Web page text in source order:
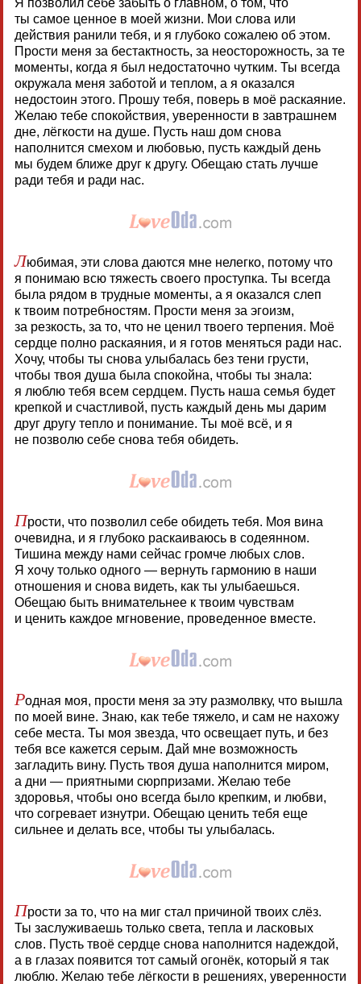
ты самое ценное в моей жизни. Мои слова или
действия ранили тебя, и я глубоко сожалею об этом.
Прости меня за бестактность, за неосторожность, за те
моменты, когда я был недостаточно чутким. Ты всегда
окружала меня заботой и теплом, а я оказался
недостоин этого. Прошу тебя, поверь в моё раскаяние.
Желаю тебе спокойствия, уверенности в завтрашнем
дне, лёгкости на душе. Пусть наш дом снова
наполнится смехом и любовью, пусть каждый день
мы будем ближе друг к другу. Обещаю стать лучше
ради тебя и ради нас.
Любимая, эти слова даются мне нелегко, потому что
я понимаю всю тяжесть своего проступка. Ты всегда
была рядом в трудные моменты, а я оказался слеп
к твоим потребностям. Прости меня за эгоизм,
за резкость, за то, что не ценил твоего терпения. Моё
сердце полно раскаяния, и я готов меняться ради нас.
Хочу, чтобы ты снова улыбалась без тени грусти,
чтобы твоя душа была спокойна, чтобы ты знала:
я люблю тебя всем сердцем. Пусть наша семья будет
крепкой и счастливой, пусть каждый день мы дарим
друг другу тепло и понимание. Ты моё всё, и я
не позволю себе снова тебя обидеть.
Прости, что позволил себе обидеть тебя. Моя вина
очевидна, и я глубоко раскаиваюсь в содеянном.
Тишина между нами сейчас громче любых слов.
Я хочу только одного — вернуть гармонию в наши
отношения и снова видеть, как ты улыбаешься.
Обещаю быть внимательнее к твоим чувствам
и ценить каждое мгновение, проведенное вместе.
Родная моя, прости меня за эту размолвку, что вышла
по моей вине. Знаю, как тебе тяжело, и сам не нахожу
себе места. Ты моя звезда, что освещает путь, и без
тебя все кажется серым. Дай мне возможность
загладить вину. Пусть твоя душа наполнится миром,
а дни — приятными сюрпризами. Желаю тебе
здоровья, чтобы оно всегда было крепким, и любви,
что согревает изнутри. Обещаю ценить тебя еще
сильнее и делать все, чтобы ты улыбалась.
Прости за то, что на миг стал причиной твоих слёз.
Ты заслуживаешь только света, тепла и ласковых
слов. Пусть твоё сердце снова наполнится надеждой,
а в глазах появится тот самый огонёк, который я так
люблю. Желаю тебе лёгкости в решениях, уверенности